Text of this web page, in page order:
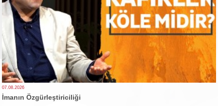
07.08.2026
İmanın Özgürleştiriciliği